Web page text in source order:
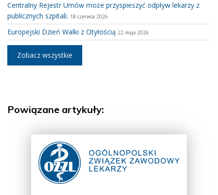
Centralny Rejestr Umów może przyspieszyć odpływ lekarzy z
publicznych szpitali. 18 czerwca 2026
Europejski Dzień Walki z Otyłością 22 maja 2026
Zobacz wszystkie
Powiązane artykuły: